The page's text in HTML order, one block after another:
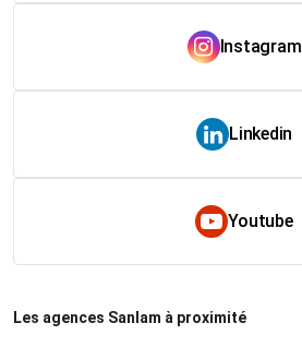
Instagram
Linkedin
Youtube
Les agences Sanlam à proximité